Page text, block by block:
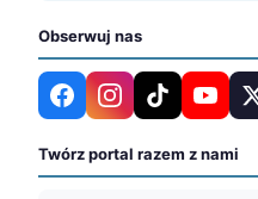
Obserwuj nas
Twórz portal razem z nami